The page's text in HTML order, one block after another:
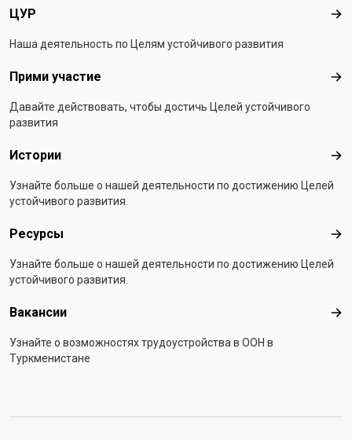
ЦУР
Наша деятельность по Целям устойчивого развития
Прими участие
Давайте действовать, чтобы достичь Целей устойчивого
развития
Истории
Узнайте больше о нашей деятельности по достижению Целей
устойчивого развития.
Ресурсы
Узнайте больше о нашей деятельности по достижению Целей
устойчивого развития.
Вакансии
Узнайте о возможностях трудоустройства в ООН в
Туркменистане